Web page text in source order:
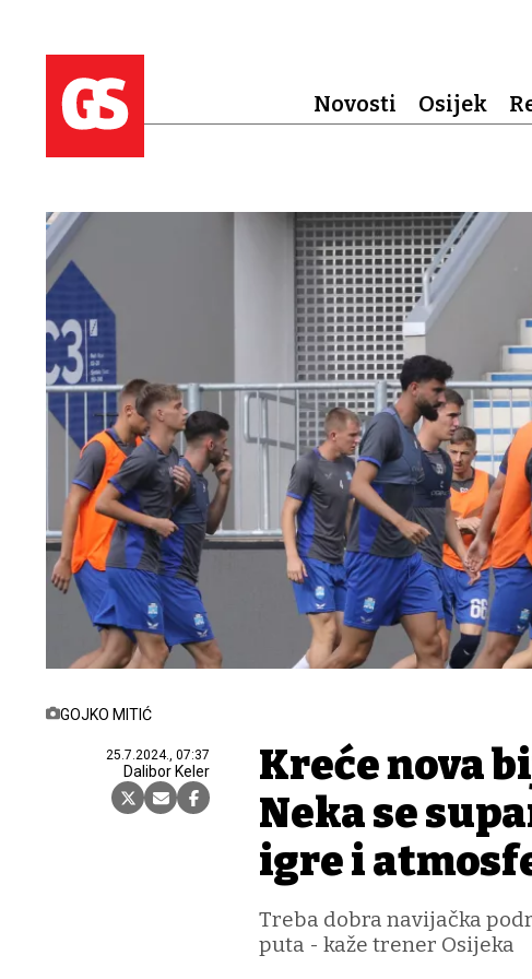
Novosti Osijek
GOJKO MITIĆ
25.7.2024., 07:37
Dalibor Keler
Kreće nova
Neka se
igre i
Treba dobra navijačka
puta - kaže trener Osijeka